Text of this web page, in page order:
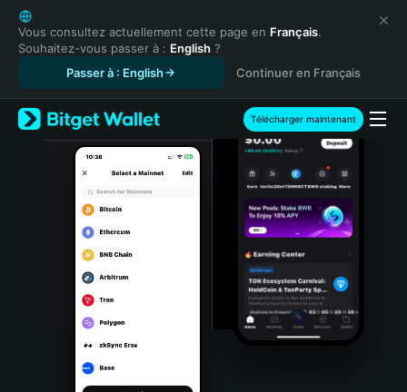
English
日本語
Tiếng Việt
Español (Latinoamérica)
Türkçe
Italiano
Português (Portugal)
Bahasa Indonesia
Português (Brasil)
Vous consultez actuellement cette page en Français.
Souhaitez-vous passer à : English ?
Passer à : English
Continuer en Français
Télécharger maintenant